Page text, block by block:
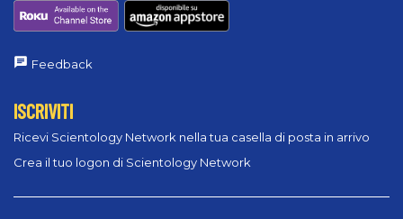
Feedback
ISCRIVITI
Ricevi Scientology Network nella tua casella di posta in arrivo
Crea il tuo logon di Scientology Network